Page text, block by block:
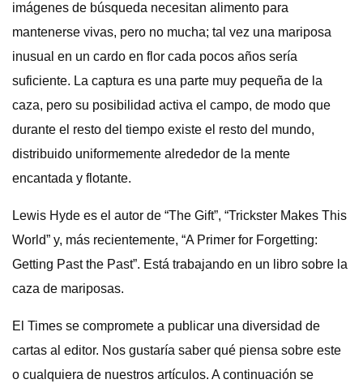
imágenes de búsqueda necesitan alimento para
mantenerse vivas, pero no mucha; tal vez una mariposa
inusual en un cardo en flor cada pocos años sería
suficiente. La captura es una parte muy pequeña de la
caza, pero su posibilidad activa el campo, de modo que
durante el resto del tiempo existe el resto del mundo,
distribuido uniformemente alrededor de la mente
encantada y flotante.
Lewis Hyde es el autor de “The Gift”, “Trickster Makes This
World” y, más recientemente, “A Primer for Forgetting:
Getting Past the Past”. Está trabajando en un libro sobre la
caza de mariposas.
El Times se compromete a publicar una diversidad de
cartas al editor. Nos gustaría saber qué piensa sobre este
o cualquiera de nuestros artículos. A continuación se